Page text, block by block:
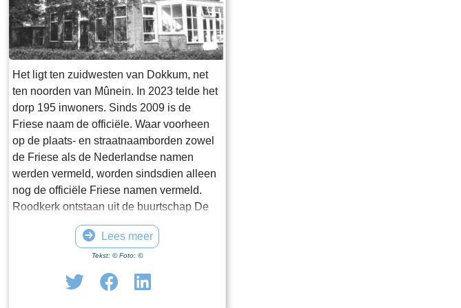
Het ligt ten zuidwesten van Dokkum, net
ten noorden van Mûnein. In 2023 telde het
dorp 195 inwoners. Sinds 2009 is de
Friese naam de officiële. Waar voorheen
op de plaats- en straatnaamborden zowel
de Friese als de Nederlandse namen
werden vermeld, worden sindsdien alleen
nog de officiële Friese namen vermeld.
Roodkerk ontstaan uit de buurtschap De
Weerburen, het landhuis De Healbird, en
de boerderij De Seijewier. In vroeger tijden
stond in Roodkerk een State: de Siccama
State. De state is voor 1700 gesloopt. Ten
noordoosten van Roodkerk staat de
Lees meer
Tekst: © Foto: ©